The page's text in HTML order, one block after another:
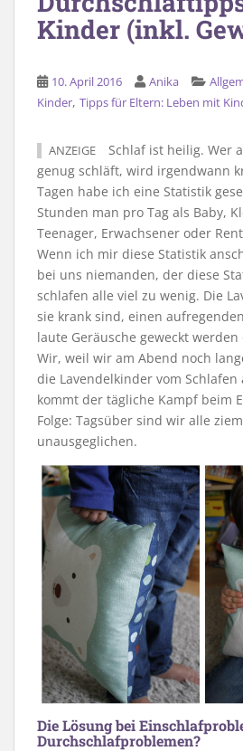
Kinder (inkl.
10. April 2016 Anika
Kinder, Tipps für Eltern: Leben mit
ANZEIGE
Schlaf ist heilig. Wer
genug schläft, wird irgendwann
Tagen habe ich eine Statistik
Stunden man pro Tag als Baby,
Teenager, Erwachsener oder
Wenn ich mir diese Statistik
bei uns niemanden, der diese
schlafen alle viel zu wenig. Die
sie krank sind, einen
laute Geräusche geweckt
Wir, weil wir am Abend noch
die Lavendelkinder vom
kommt der tägliche Kampf beim
Folge: Tagsüber sind wir alle
unausgeglichen.
Die Lösung bei
Durchschlafproblemen?